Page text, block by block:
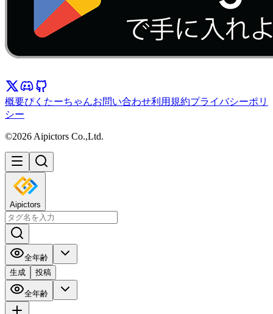
概要ぴくたーちゃんお問い合わせ利用規約プライバシーポリ
シー
©2026 Aipictors Co.,Ltd.
Aipictors
全年齢
生成
投稿
全年齢